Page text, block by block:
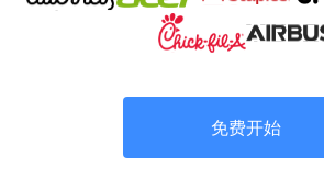
免费开始